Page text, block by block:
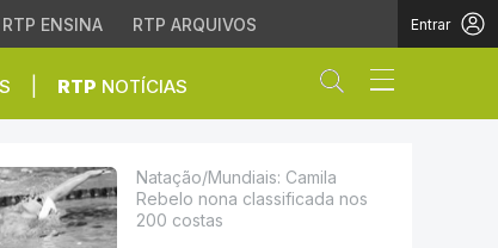
RTP ENSINA RTP ARQUIVOS Entrar
RTP NOTÍCIAS Abrir campo
nos 200
Natação/Mundiais: Camila
Rebelo nona classificada nos
200 costas